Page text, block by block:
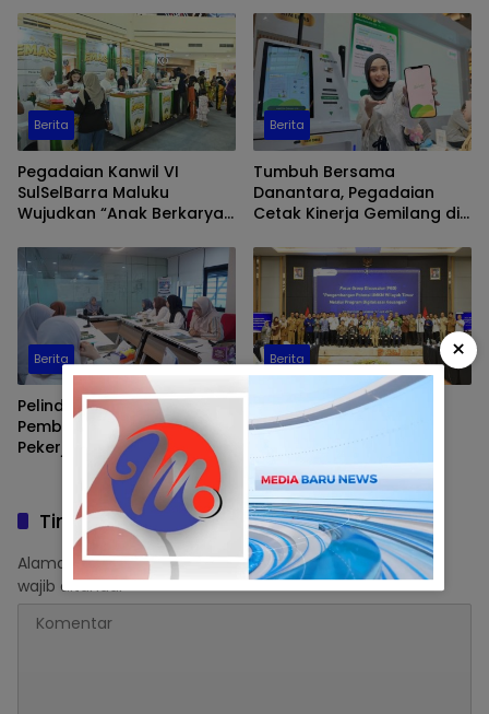
Distribusi Biosolar Berjalan
Optimal
Berita
Pegadaian Kanwil VI
SulSelBarra Maluku
Wujudkan “Anak Berkarya,
Pameran UMKM dan Bazar
Emas
Berita
Tumbuh Bersama
Danantara, Pegadaian
Cetak Kinerja Gemilang di
Berita
Pelindo Regional 4 Perkuat
Pembinaan Spiritual
Pekerja
Berita
OJK Dorong
Pengembangan Potensi
Melalui Digitalisasi
Keuangan
Tinggalkan Balasan
Alamat email Anda tidak akan dipublikasikan. Ruas yang
wajib ditandai*
×